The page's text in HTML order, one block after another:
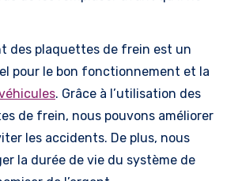
des plaquettes de frein est un
pour le bon fonctionnement et la
. Grâce à l’utilisation des
de frein, nous pouvons améliorer
les accidents. De plus, nous
la durée de vie du système de